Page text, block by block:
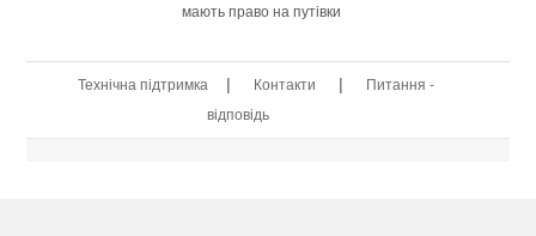
мають право на путівки
Технічна підтримка | Контакти |
Питання -
відповідь